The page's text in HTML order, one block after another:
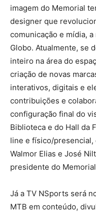
imagem do Memorial
designer que
comunicação e mídia,
Globo. Atualmente, se
inteiro na área do
criação de novas
interativos, digitais e
contribuições e
configuração final do
Biblioteca e do Hall da
line e físico/presencial,
Walmor Elias e José
presidente do
Já a TV NSports será
MTB em conteúdo,